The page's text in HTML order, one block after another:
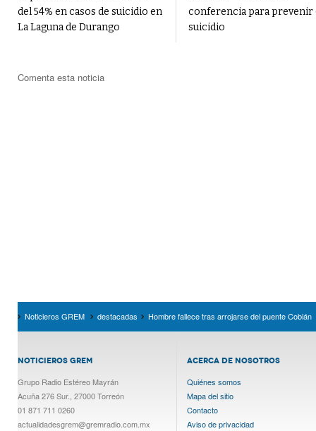
del 54% en casos de suicidio en
La Laguna de Durango
conferencia para prevenir
suicidio
Comenta esta noticia
Noticieros GREM destacadas Hombre fallece tras arrojarse del puente Cobián
NOTICIEROS GREM
Grupo Radio Estéreo Mayrán
Acuña 276 Sur., 27000 Torreón
01 871 711 0260
actualidadesgrem@gremradio.com.mx
ACERCA DE NOSOTROS
Quiénes somos
Mapa del sitio
Contacto
Aviso de privacidad